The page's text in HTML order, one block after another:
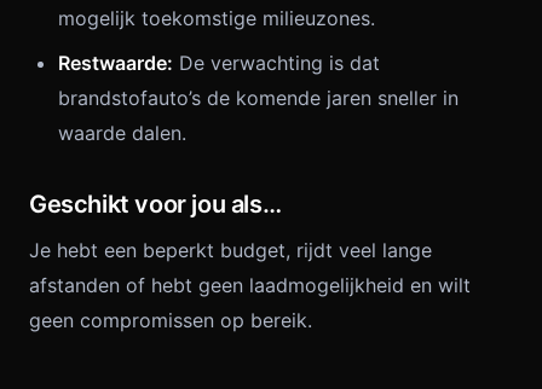
mogelijk toekomstige milieuzones.
Restwaarde: De verwachting is dat
brandstofauto’s de komende jaren sneller in
waarde dalen.
Geschikt voor jou als…
Je hebt een beperkt budget, rijdt veel lange
afstanden of hebt geen laadmogelijkheid en wilt
geen compromissen op bereik.